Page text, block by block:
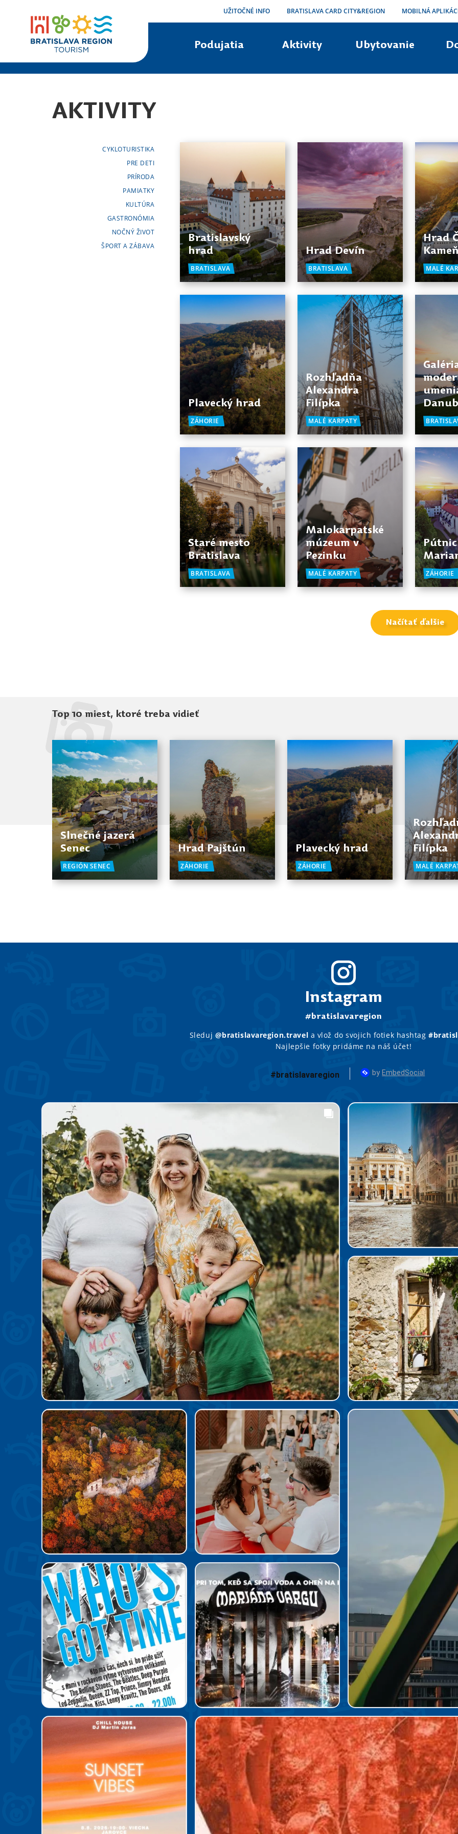
UŽITOČNÉ INFO BRATISLAVA CARD CITY&REGION MOBILNÁ
Podujatia Aktivity Ubytovanie
AKTIVITY
CYKLOTURISTIKA
PRE DETI
PRÍRODA
PAMIATKY
KULTÚRA
GASTRONÓMIA
NOČNÝ ŽIVOT
ŠPORT A ZÁBAVA
Bratislavský
hrad
BRATISLAVA
Hrad Devín
BRATISLAVA
Hrad
MALÉ
Plavecký hrad
ZÁHORIE
Rozhľadňa
Alexandra
Filípka
MALÉ KARPATY
Staré mesto
Bratislava
BRATISLAVA
Malokarpatské
múzeum v
Pezinku
MALÉ KARPATY ZÁHORIE
Načítať ďalšie
Top 10 miest, ktoré treba vidieť
Slnečné jazerá
Senec
REGIÓN SENEC
Hrad Pajštún
ZÁHORIE
Plavecký hrad
ZÁHORIE
Filípka
MALÉ
Instagram
#bratislavaregion
Sleduj @bratislavaregion.travel a vlož do svojich fotiek hashtag
Najlepšie fotky pridáme na náš účet!